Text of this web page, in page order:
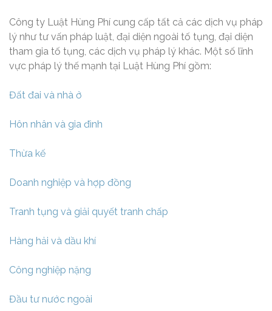
Công ty Luật Hùng Phí cung cấp tất cả các dịch vụ pháp
lý như tư vấn pháp luật, đại diện ngoài tố tụng, đại diện
tham gia tố tụng, các dịch vụ pháp lý khác. Một số lĩnh
vực pháp lý thế mạnh tại Luật Hùng Phí gồm:
Đất đai và nhà ở
Hôn nhân và gia đình
Thừa kế
Doanh nghiệp và hợp đồng
Tranh tụng và giải quyết tranh chấp
Hàng hải và dầu khí
Công nghiệp nặng
Đầu tư nước ngoài